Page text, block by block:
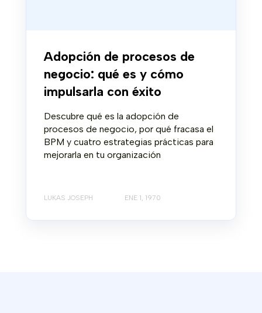
Adopción de procesos de
negocio: qué es y cómo
impulsarla con éxito
Descubre qué es la adopción de
procesos de negocio, por qué fracasa el
BPM y cuatro estrategias prácticas para
mejorarla en tu organización
LUKAS JOSEPH ENE 1, 1970